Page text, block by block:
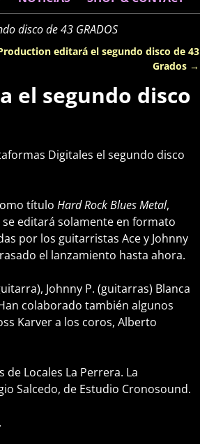
disco de 43 GRADOS
editará el segundo disco de 43
Grados →
el segundo disco
Digitales el segundo disco
título Hard Rock Blues Metal,
se editará solamente en formato
por los guitarristas Ace y Johnny
el lanzamiento hasta ahora.
Johnny P. (guitarras) Blanca
colaborado también algunos
Karver a los coros, Alberto
Locales La Perrera. La
Salcedo, de Estudio Cronosound.